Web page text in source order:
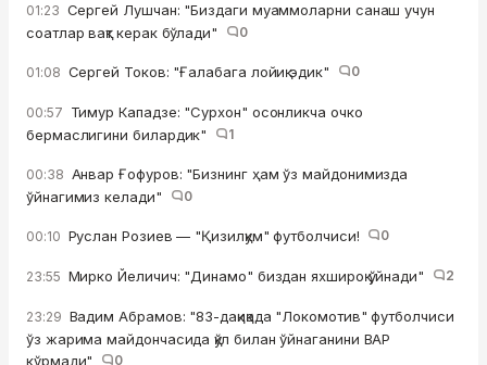
01:23 Сергей Лушчан: "Биздаги муаммоларни санаш учун
соатлар вақт керак бўлади"
0
01:08 Сергей Токов: "Ғалабага лойиқ эдик" 0
00:57 Тимур Кападзе: "Сурхон" осонликча очко
бермаслигини билардик"
1
00:38 Анвар Ғофуров: "Бизнинг ҳам ўз майдонимизда
ўйнагимиз келади"
0
00:10 Руслан Розиев — "Қизилқум" футболчиси! 0
23:55 Мирко Йеличич: "Динамо" биздан яхшироқ ўйнади" 2
23:29 Вадим Абрамов: "83-дақиқада "Локомотив" футболчиси
ўз жарима майдончасида қўл билан ўйнаганини ВАР
кўрмади"
0